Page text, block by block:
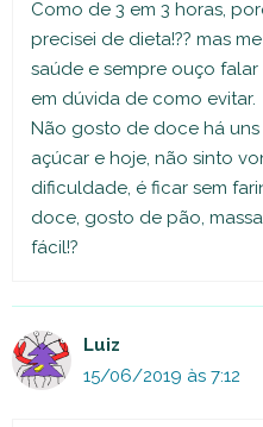
Como de 3 em 3 horas,
precisei de dieta!?? mas
saúde e sempre ouço
em dúvida de como evitar.
Não gosto de doce há uns
açúcar e hoje, não sinto
dificuldade, é ficar sem
doce, gosto de pão,
fácil!?
Luiz
15/06/2019 às 7:12